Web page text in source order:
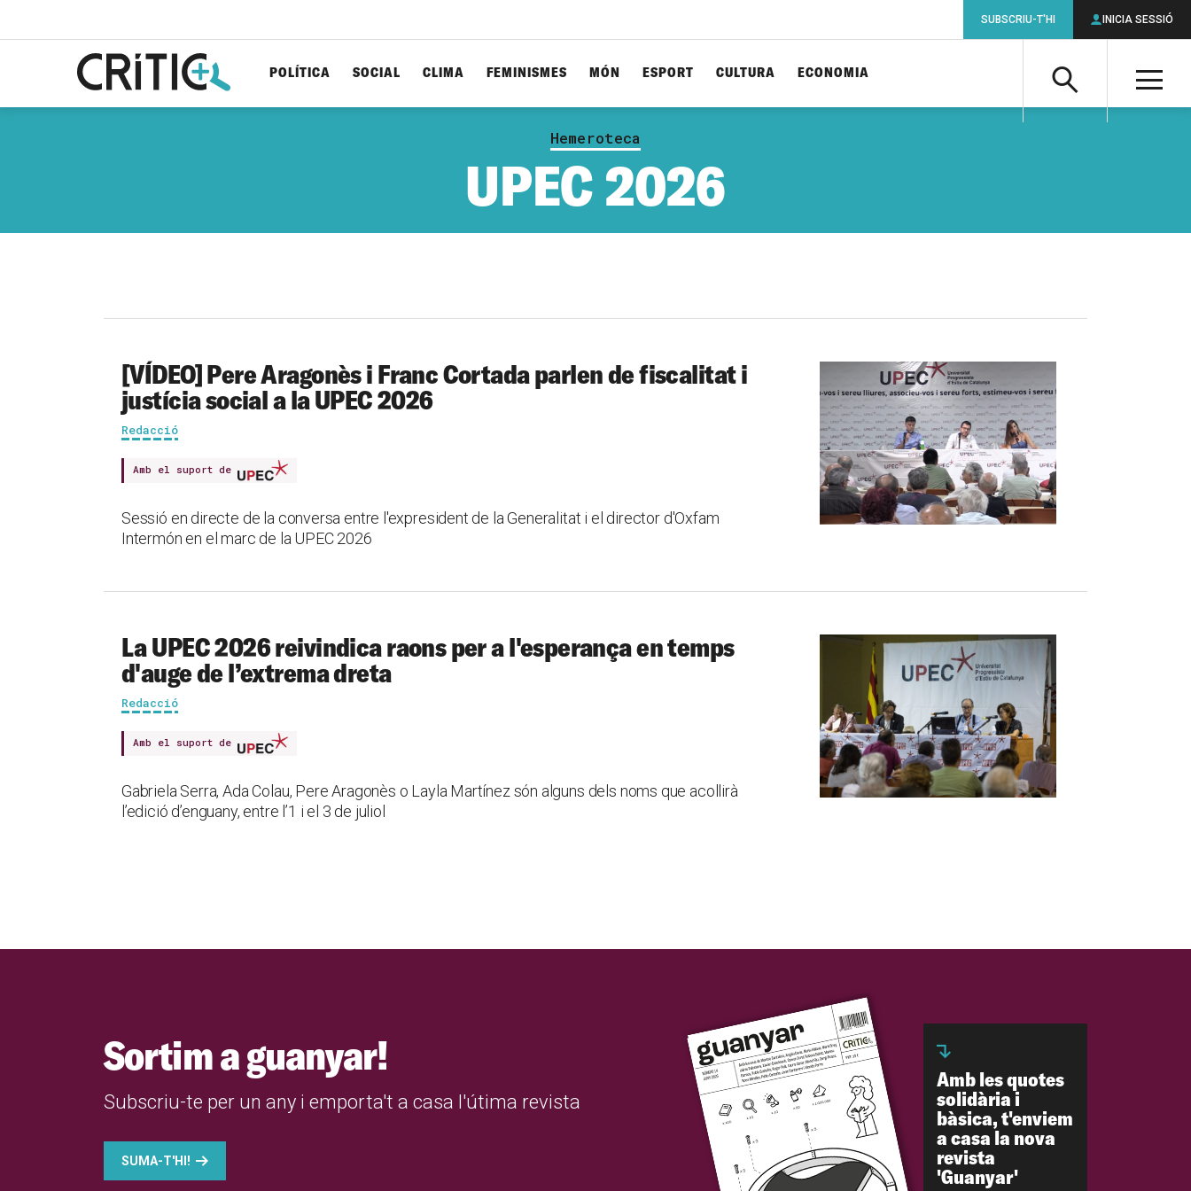
Cerca
POLÍTICA SOCIAL CLIMA FEMINISMES MÓN ESPORT CULTURA ECONOMIA
SUBSCRIU-T'HI INICIA SESSIÓ
Hemeroteca
UPEC 2026
[VÍDEO] Pere Aragonès i Franc Cortada parlen de fiscalitat i
justícia social a la UPEC 2026
Redacció
Amb el suport de
Sessió en directe de la conversa entre l'expresident de la Generalitat i el director d'Oxfam
Intermón en el marc de la UPEC 2026
La UPEC 2026 reivindica raons per a l'esperança en temps
d'auge de l’extrema dreta
Redacció
Amb el suport de
Gabriela Serra, Ada Colau, Pere Aragonès o Layla Martínez són alguns dels noms que acollirà
l’edició d’enguany, entre l’1 i el 3 de juliol
Sortim a guanyar!
Subscriu-te per un any i emporta't a casa l'útima revista
SUMA-T'HI!
Amb les quotes
solidària i
bàsica, t'enviem
a casa la nova
revista
'Guanyar'